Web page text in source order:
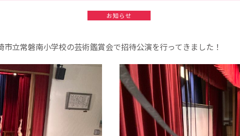
お知らせ
立常磐南小学校の芸術鑑賞会で招待公演を行ってきました！